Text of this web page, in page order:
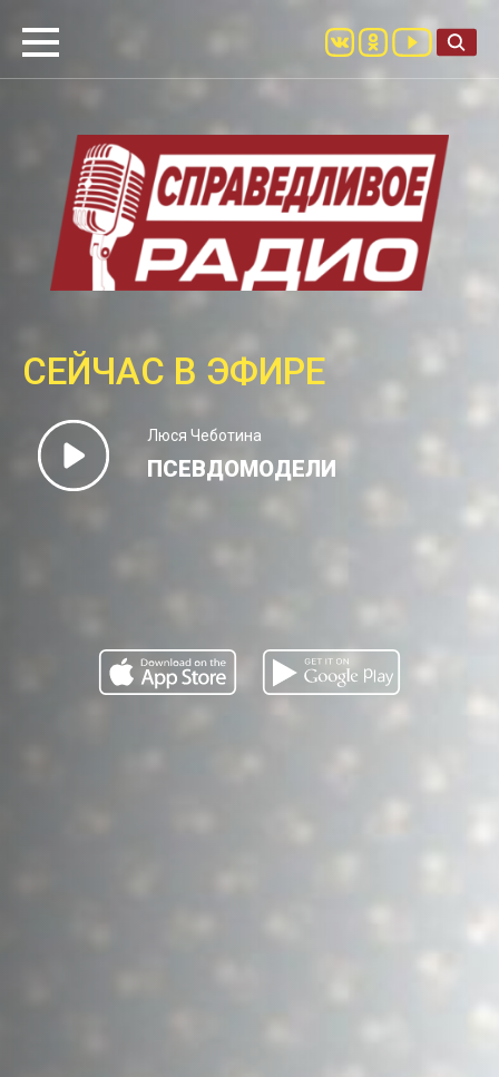
СЕЙЧАС В ЭФИРЕ
Люся Чеботина
ПСЕВДОМОДЕЛИ